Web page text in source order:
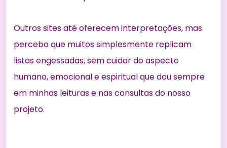
Outros sites até oferecem interpretações, mas
percebo que muitos simplesmente replicam
listas engessadas, sem cuidar do aspecto
humano, emocional e espiritual que dou sempre
em minhas leituras e nas consultas do nosso
projeto.